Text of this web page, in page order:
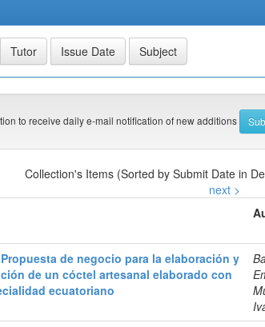
to receive daily e-mail notification of new additions
Collection's Items (Sorted by Submit Date in
next >
Propuesta de negocio para la elaboración y
de un cóctel artesanal elaborado con
ecuatoriano